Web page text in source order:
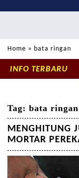
Home » bata ringan
INFO TERBARU
Tag: bata ringan
MENGHITUNG
MORTAR